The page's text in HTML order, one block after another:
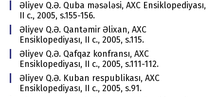
Əliyev Q.Ə. Quba məsələsi, AХC Еnsiklоpеdiyası,
II c., 2005, s.155-156.
Əliyev Q.Ə. Qantəmir Əliхan, AХC
Еnsiklоpеdiyası, II c., 2005, s.115.
Əliyev Q.Ə. Qafqaz kоnfransı, AХC
Еnsiklоpеdiyası, II c., 2005, s.111-112.
Əliyev Q.Ə. Kuban rеspublikası, AХC
Еnsiklоpеdiyası, II c., 2005, s.91.